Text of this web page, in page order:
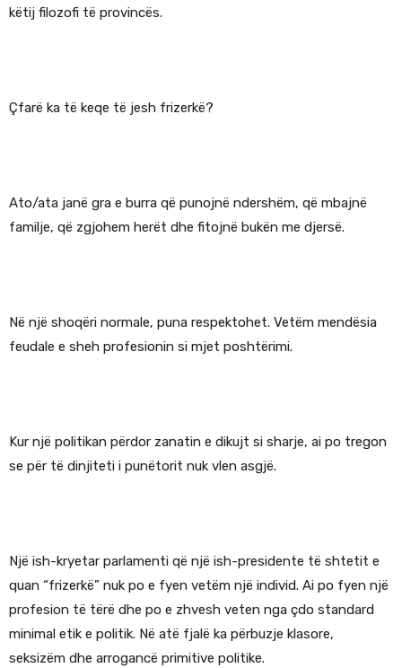
këtij filozofi të provincës.
Çfarë ka të keqe të jesh frizerkë?
Ato/ata janë gra e burra që punojnë ndershëm, që mbajnë
familje, që zgjohem herët dhe fitojnë bukën me djersë.
Në një shoqëri normale, puna respektohet. Vetëm mendësia
feudale e sheh profesionin si mjet poshtërimi.
Kur një politikan përdor zanatin e dikujt si sharje, ai po tregon
se për të dinjiteti i punëtorit nuk vlen asgjë.
Një ish-kryetar parlamenti që një ish-presidente të shtetit e
quan “frizerkë” nuk po e fyen vetëm një individ. Ai po fyen një
profesion të tërë dhe po e zhvesh veten nga çdo standard
minimal etik e politik. Në atë fjalë ka përbuzje klasore,
seksizëm dhe arrogancë primitive politike.